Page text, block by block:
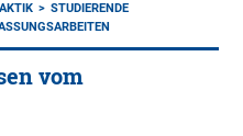
STUDIERENDE
vom